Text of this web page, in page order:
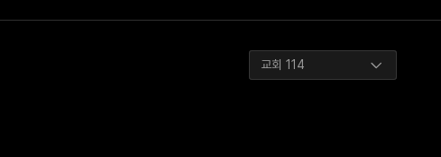
교회 114